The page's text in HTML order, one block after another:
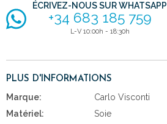
ÉCRIVEZ-NOUS SUR WHATSAPP
+34 683 185 759
L-V 10:00h - 18:30h
PLUS D'INFORMATIONS
Marque:
Carlo Visconti
Matériel:
Soie